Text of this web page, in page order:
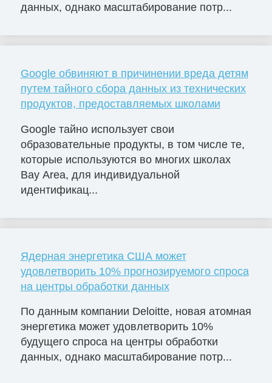
данных, однако масштабирование потр...
Google обвиняют в причинении вреда детям
путем тайного сбора данных из технических
продуктов, предоставляемых школами
Google тайно использует свои
образовательные продукты, в том числе те,
которые используются во многих школах
Bay Area, для индивидуальной
идентификац...
Ядерная энергетика США может
удовлетворить 10% прогнозируемого спроса
на центры обработки данных
По данным компании Deloitte, новая атомная
энергетика может удовлетворить 10%
будущего спроса на центры обработки
данных, однако масштабирование потр...